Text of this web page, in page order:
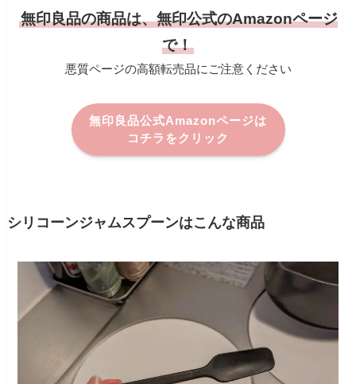
無印良品の商品は、無印公式のAmazonページ
で！
悪質ページの高額転売品にご注意ください
無印良品公式Amazonページは
コチラをクリック
シリコーンジャムスプーンはこんな商品